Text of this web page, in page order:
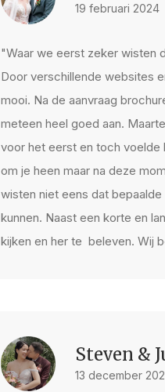
19 februari 2024
"Waar we eerst zeker wisten
Door verschillende websites
mooi. Na de aanvraag
meteen heel goed aan.
voor het eerst en toch
om je heen maar na deze
wisten niet eens dat
kunnen. Naast een korte en
kijken en her te beleven. Wij
Steven &
13 december